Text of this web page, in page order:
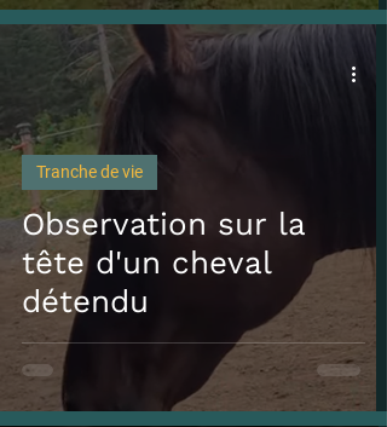
Observation sur la
tête d'un cheval
détendu
Tranche de vie